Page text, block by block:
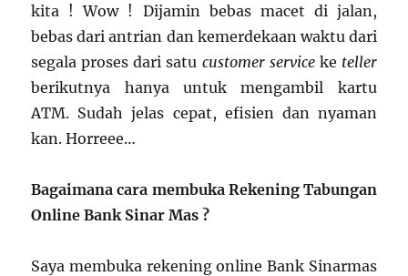
kita ! Wow ! Dijamin bebas macet di jalan,
bebas dari antrian dan kemerdekaan waktu dari
segala proses dari satu customer serviceke teller
berikutnya hanya untuk mengambil kartu
ATM. Sudah jelas cepat, efisien dan nyaman
kan. Horreee…
Bagaimana cara membuka Rekening Tabungan
Online Bank Sinar Mas ?
Saya membuka rekening online Bank Sinarmas